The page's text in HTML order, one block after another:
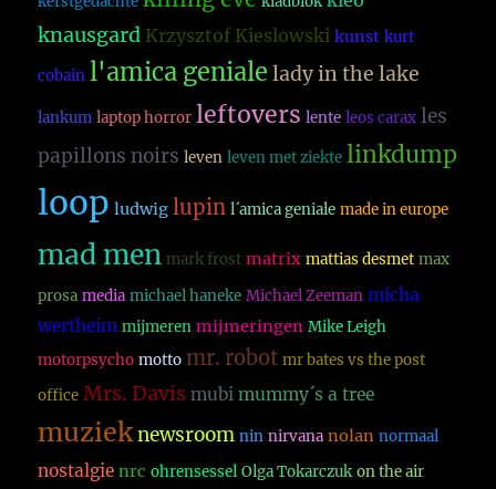
knausgard Krzysztof Kieslowski kunst kurt
cobain l'amica geniale lady in the lake
lankum laptop horror leftovers lente leos carax les
papillons noirs leven leven met ziekte linkdump
loop ludwig lupin l´amica geniale made in europe
mad men mark frost matrix mattias desmet max
prosa media michael haneke Michael Zeeman micha
wertheim mijmeren mijmeringen Mike Leigh
motorpsycho motto mr. robot mr bates vs the post
office Mrs. Davis mubi mummy´s a tree
muzieknewsroom nin nirvana nolan normaal
nostalgie nrc ohrensessel Olga Tokarczuk on the air